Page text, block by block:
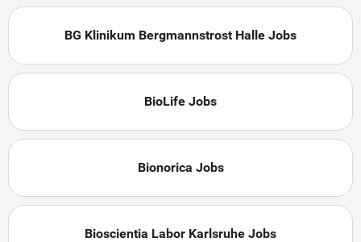
BG Klinikum Bergmannstrost Halle Jobs
BioLife Jobs
Bionorica Jobs
Bioscientia Labor Karlsruhe Jobs